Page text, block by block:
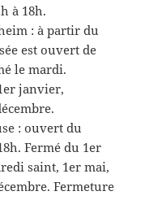
à 18h.
: à partir du
est ouvert de
le mardi.
janvier,
: ouvert du
Fermé du 1er
saint, 1er mai,
Fermeture